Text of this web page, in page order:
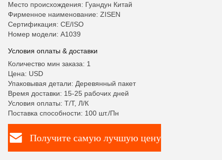
Место происхождения: Гуандун Китай
Фирменное наименование: ZISEN
Сертификация: CE/ISO
Номер модели: A1039
Условия оплаты & доставки
Количество мин заказа: 1
Цена: USD
Упаковывая детали: Деревянный пакет
Время доставки: 15-25 рабочих дней
Условия оплаты: Т/Т, Л/К
Поставка способности: 100 шт./Пн
Получите самую лучшую цену